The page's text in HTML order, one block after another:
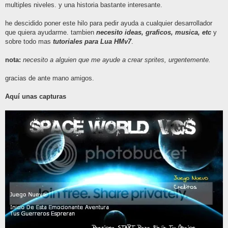
multiples niveles. y una historia bastante interesante.
he descidido poner este hilo para pedir ayuda a cualquier desarrollador
que quiera ayudarme. tambien necesito ideas, graficos, musica, etc y
sobre todo mas tutoriales para Lua HMv7.
nota: necesito a alguien que me ayude a crear sprites, urgentemente.
gracias de ante mano amigos.
Aquí unas capturas